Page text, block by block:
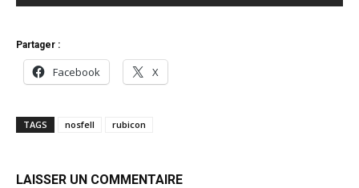
Partager :
Facebook X
TAGS nosfell rubicon
LAISSER UN COMMENTAIRE